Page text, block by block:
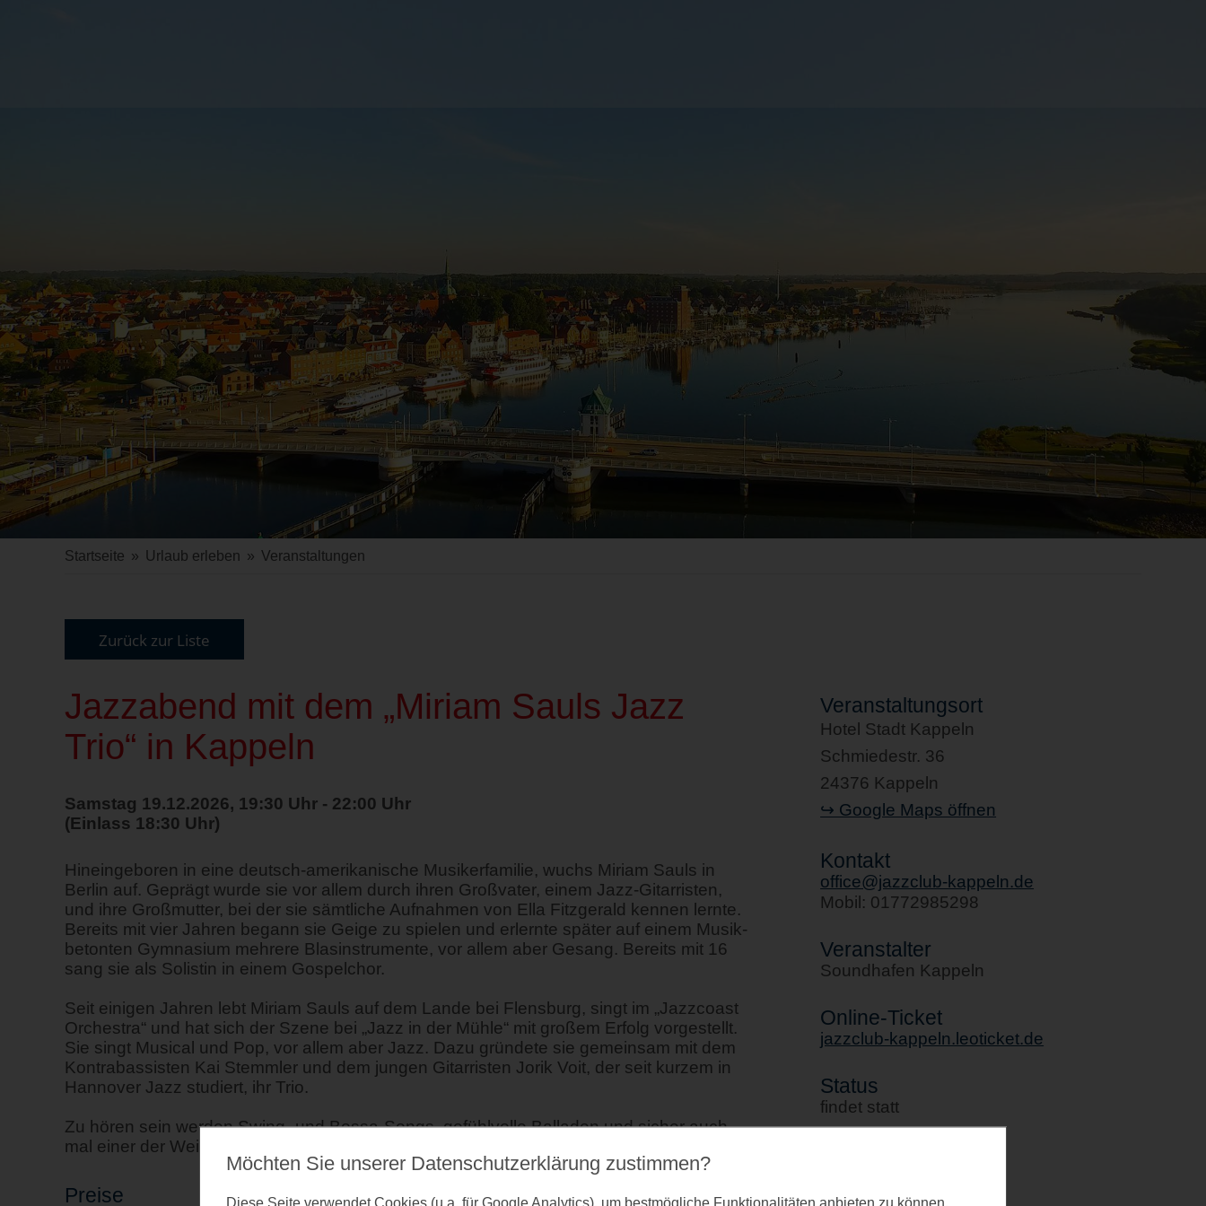
Startseite » Urlaub erleben » Veranstaltungen
Zurück zur Liste
Jazzabend mit dem „Miriam Sauls Jazz
Trio“ in Kappeln
Samstag 19.12.2026, 19:30 Uhr - 22:00 Uhr
(Einlass 18:30 Uhr)
Hineingeboren in eine deutsch-amerikanische Musikerfamilie, wuchs Miriam Sauls in
Berlin auf. Geprägt wurde sie vor allem durch ihren Großvater, einem Jazz-Gitarristen,
und ihre Großmutter, bei der sie sämtliche Aufnahmen von Ella Fitzgerald kennen lernte.
Bereits mit vier Jahren begann sie Geige zu spielen und erlernte später auf einem Musik-
betonten Gymnasium mehrere Blasinstrumente, vor allem aber Gesang. Bereits mit 16
sang sie als Solistin in einem Gospelchor.
Seit einigen Jahren lebt Miriam Sauls auf dem Lande bei Flensburg, singt im „Jazzcoast
Orchestra“ und hat sich der Szene bei „Jazz in der Mühle“ mit großem Erfolg vorgestellt.
Sie singt Musical und Pop, vor allem aber Jazz. Dazu gründete sie gemeinsam mit dem
Kontrabassisten Kai Stemmler und dem jungen Gitarristen Jorik Voit, der seit kurzem in
Hannover Jazz studiert, ihr Trio.
Zu hören sein werden Swing- und Bossa-Songs, gefühlvolle Balladen und sicher auch
mal einer der Weihnachtklassiker aus dem großen American Songbook.
Preise
Veranstaltungsort
Hotel Stadt Kappeln
Schmiedestr. 36
24376 Kappeln
↪ Google Maps öffnen
Kontakt
office@jazzclub-kappeln.de
Mobil: 01772985298
Veranstalter
Soundhafen Kappeln
Online-Ticket
jazzclub-kappeln.leoticket.de
Status
findet statt
Möchten Sie unserer Datenschutz­erklärung zustimmen?